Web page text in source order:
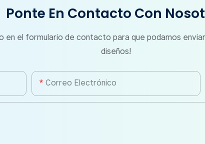
Ponte En Contacto Con
el formulario de contacto para que podamos
diseños!
Correo Electrónico